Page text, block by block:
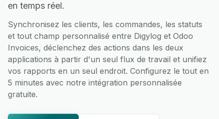
en temps réel.
Synchronisez les clients, les commandes, les statuts
et tout champ personnalisé entre Digylog et Odoo
Invoices, déclenchez des actions dans les deux
applications à partir d'un seul flux de travail et unifiez
vos rapports en un seul endroit. Configurez le tout en
5 minutes avec notre intégration personnalisée
gratuite.